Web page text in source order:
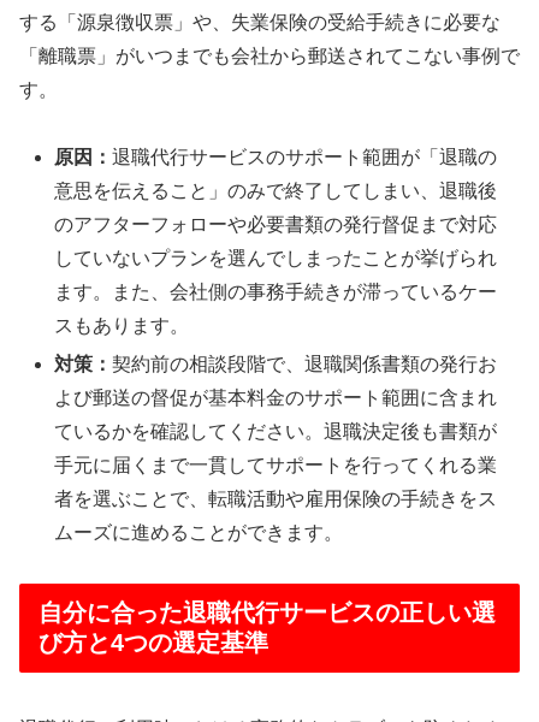
する「源泉徴収票」や、失業保険の受給手続きに必要な
「離職票」がいつまでも会社から郵送されてこない事例で
す。
原因：退職代行サービスのサポート範囲が「退職の
意思を伝えること」のみで終了してしまい、退職後
のアフターフォローや必要書類の発行督促まで対応
していないプランを選んでしまったことが挙げられ
ます。また、会社側の事務手続きが滞っているケー
スもあります。
対策：契約前の相談段階で、退職関係書類の発行お
よび郵送の督促が基本料金のサポート範囲に含まれ
ているかを確認してください。退職決定後も書類が
手元に届くまで一貫してサポートを行ってくれる業
者を選ぶことで、転職活動や雇用保険の手続きをス
ムーズに進めることができます。
自分に合った退職代行サービスの正しい選
び方と4つの選定基準